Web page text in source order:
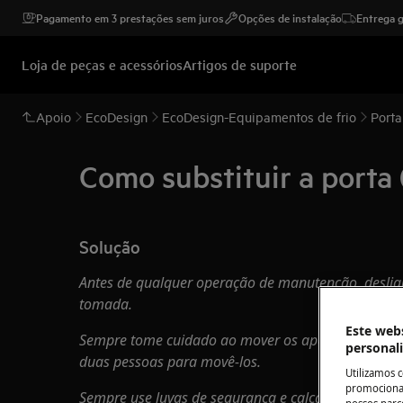
Pagamento em 3 prestações sem juros Opções de instalação Entrega
Loja de peças e acessóriosArtigos de suporte
Apoio EcoDesign EcoDesign-Equipamentos de frio
Como substituir a porta
Solução
Antes de qualquer operação de manutenção,
tomada.
Sempre tome cuidado ao mover os aparelhos,
duas pessoas para movê-los.
Sempre use luvas de segurança e calçados
Este
Utilizamos